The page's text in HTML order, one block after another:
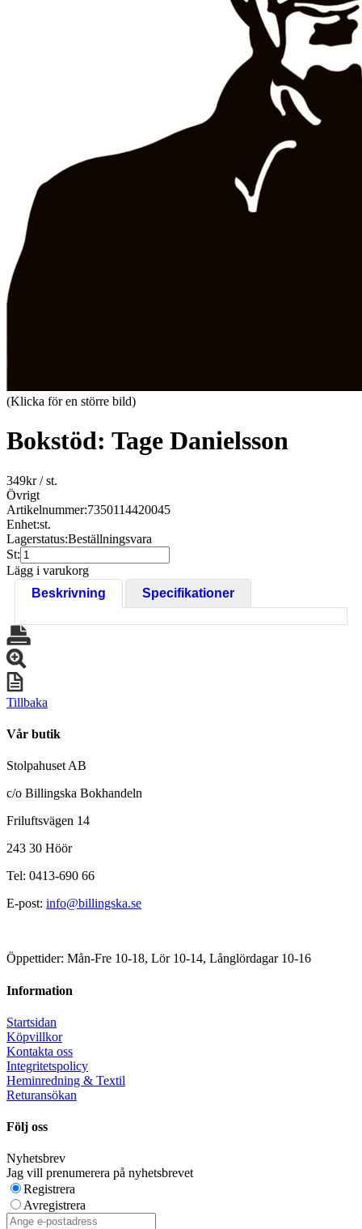
(Klicka för en större bild)
Bokstöd: Tage Danielsson
349kr/ st.
Övrigt
Artikelnummer:7350114420045
Enhet:st.
Lagerstatus:Beställningsvara
St:
Lägg i varukorg
Beskrivning
Specifikationer
Tillbaka
Vår butik
Stolpahuset AB
c/o Billingska Bokhandeln
Friluftsvägen 14
243 30 Höör
Tel: 0413-690 66
E-post: info@billingska.se
Öppettider: Mån-Fre 10-18, Lör 10-14, Långlördagar 10-16
Information
Startsidan
Köpvillkor
Kontakta oss
Integritetspolicy
Heminredning & Textil
Returansökan
Följ oss
Nyhetsbrev
Jag vill prenumerera på nyhetsbrevet
Registrera
Avregistrera